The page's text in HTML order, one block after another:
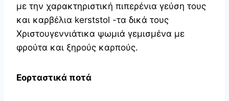
με την χαρακτηριστική πιπερένια γεύση τους
και καρβέλια kerststol -τα δικά τους
Χριστουγεννιάτικα ψωμιά γεμισμένα με
φρούτα και ξηρούς καρπούς.
Εορταστικά ποτά